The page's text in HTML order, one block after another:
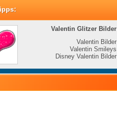
Valentin Glitzer Bilder
Valentin Bilder
Valentin Smileys
Disney Valentin Bilder